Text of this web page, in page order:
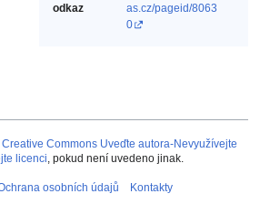
odkaz
as.cz/pageid/8063
0
Creative Commons Uveďte autora-Nevyužívejte
licenci, pokud není uvedeno jinak.
osobních údajů Kontakty